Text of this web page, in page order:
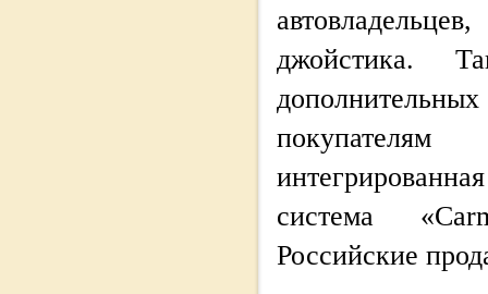
джойстика.
система
Российские